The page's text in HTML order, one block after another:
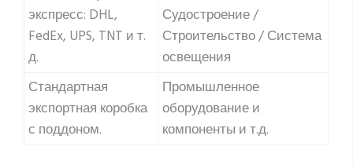
экспресс: DHL,
FedEx, UPS, TNT и т.
д.
Судостроение /
Строительство / Система
освещения
Стандартная
экспортная коробка
с поддоном.
Промышленное
оборудование и
компоненты и т.д.